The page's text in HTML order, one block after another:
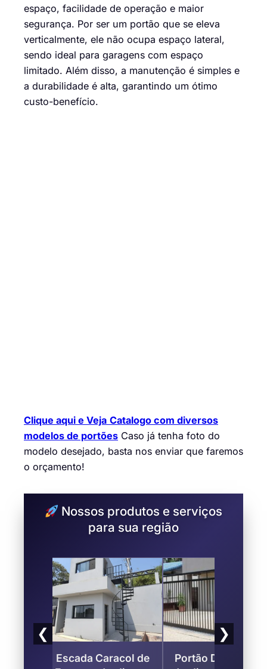
espaço, facilidade de operação e maior
segurança. Por ser um portão que se eleva
verticalmente, ele não ocupa espaço lateral,
sendo ideal para garagens com espaço
limitado. Além disso, a manutenção é simples e
a durabilidade é alta, garantindo um ótimo
custo-benefício.
Clique aqui e Veja Catalogo com diversos
modelos de portões Caso já tenha foto do
modelo desejado, basta nos enviar que faremos
o orçamento!
Nossos produtos e serviços
para sua região
❮
Escada Caracol de
Portão Deslizante
❯